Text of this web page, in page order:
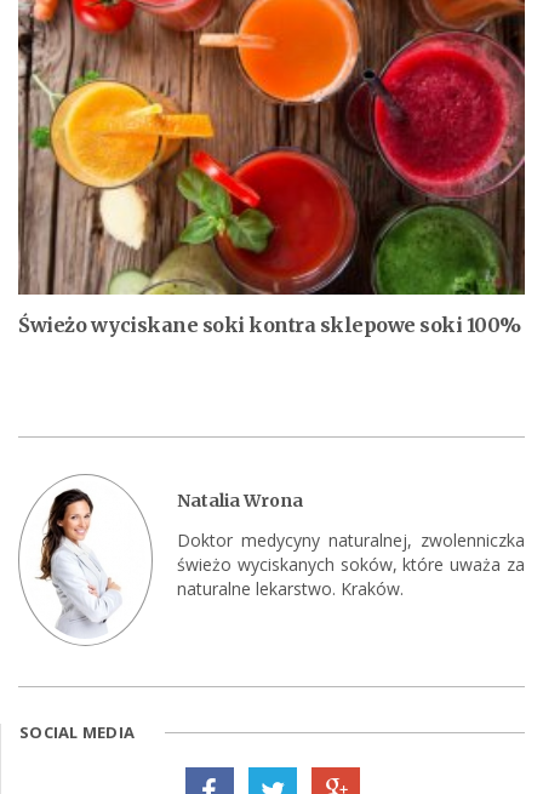
Świeżo wyciskane soki kontra sklepowe soki 100%
Natalia Wrona
Doktor medycyny naturalnej, zwolenniczka
świeżo wyciskanych soków, które uważa za
naturalne lekarstwo. Kraków.
SOCIAL MEDIA